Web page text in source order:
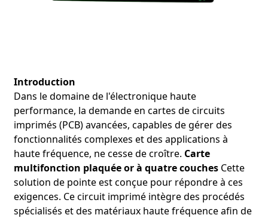
Introduction
Dans le domaine de l'électronique haute
performance, la demande en cartes de circuits
imprimés (PCB) avancées, capables de gérer des
fonctionnalités complexes et des applications à
haute fréquence, ne cesse de croître. Carte
multifonction plaquée or à quatre couchesCette
solution de pointe est conçue pour répondre à ces
exigences. Ce circuit imprimé intègre des procédés
spécialisés et des matériaux haute fréquence afin de
Avantages:
3. Électronique automobile
●Description:La surface plaquée or de la carte lui confère
une excellente résistance à la corrosion, la rendant idéale
pour les environnements automobiles difficiles. Ses